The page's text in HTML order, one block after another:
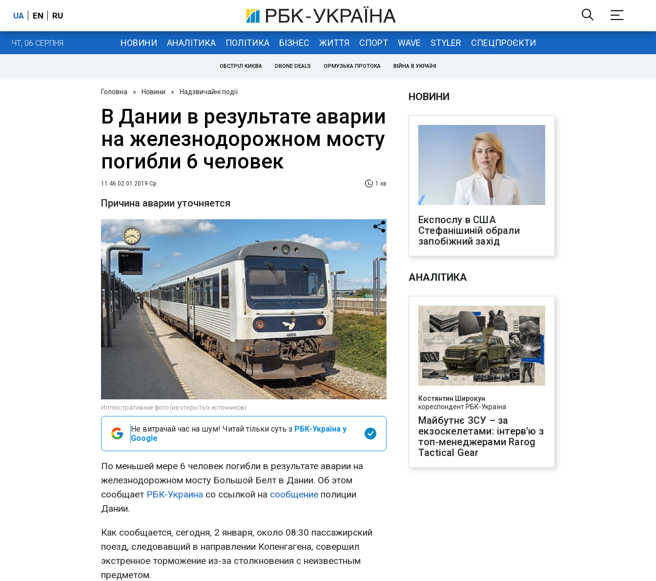
UA EN RU
ЧТ, 06 СЕРПНЯ НОВИНИ АНАЛІТИКА ПОЛІТИКА БІЗНЕС ЖИТТЯ СПОРТ WAVE STYLER СПЕЦПРОЄКТИ
ОБСТРІЛ КИЄВА DRONE DEALS ОРМУЗЬКА ПРОТОКА ВІЙНА В УКРАЇНІ
Головна » Новини » Надзвичайні події
В Дании в результате аварии
на железнодорожном мосту
погибли 6 человек
11:46 02.01.2019 Ср 1 хв
Причина аварии уточняется
Иллюстративное фото (из открытых источников)
Не витрачай час на шум! Читай тільки суть з РБК-Україна у
Google
По меньшей мере 6 человек погибли в результате аварии на
железнодорожном мосту Большой Белт в Дании. Об этом
сообщает РБК-Украина со ссылкой на сообщение полиции
Дании.
Как сообщается, сегодня, 2 января, около 08:30 пассажирский
поезд, следовавший в направлении Копенгагена, совершил
экстренное торможение из-за столкновения с неизвестным
предметом.
НОВИНИ
Експослу в США
Стефанішиній обрали
запобіжний захід
АНАЛІТИКА
Костянтин Широкун
кореспондент РБК-Україна
Майбутнє ЗСУ – за
екзоскелетами: інтерв'ю з
топ-менеджерами Rarog
Tactical Gear